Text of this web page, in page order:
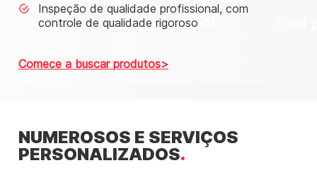
Inspeção de qualidade profissional, com
controle de qualidade rigoroso
Comece a buscar produtos
NUMEROSOS E SERVIÇOS
PERSONALIZADOS